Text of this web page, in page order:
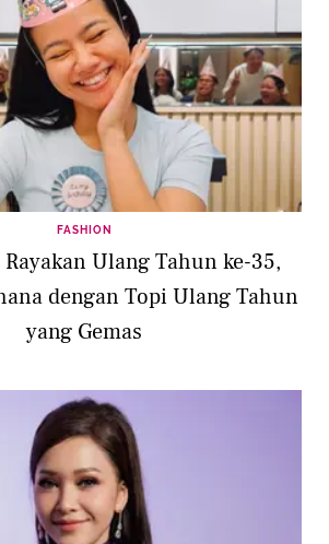
FASHION
Ulang Tahun ke-35,
dengan Topi Ulang Tahun
yang Gemas